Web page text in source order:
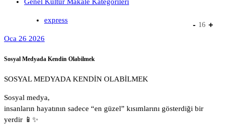
express
Oca 26 2026
Sosyal Medyada Kendin Olabilmek
SOSYAL MEDYADA KENDİN OLABİLMEK
Sosyal medya,
insanların hayatının sadece “en güzel” kısımlarını gösterdiği bir
yerdir 📱✨
- 16 +